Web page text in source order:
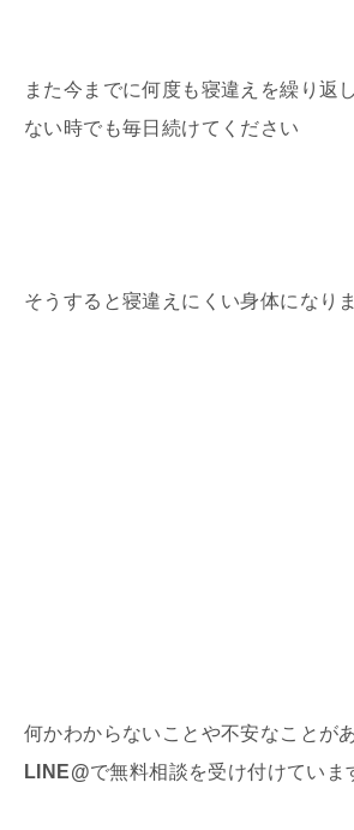
また今までに何度も寝違えを繰り返
ない時でも毎日続けてください
そうすると寝違えにくい身体になり
何かわからないことや不安なことが
LINE@で無料相談を受け付けていま